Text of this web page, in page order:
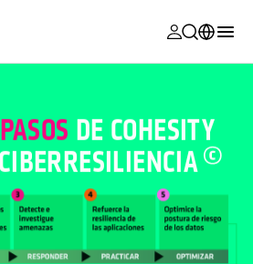
se abre en
se abre en
Alta
se abre en
se abre en
se abre en
se abre en
se abre en
se abre en
Deutsch (Germany)
Français (France)
日本語 (Japan)
DE COHESITY